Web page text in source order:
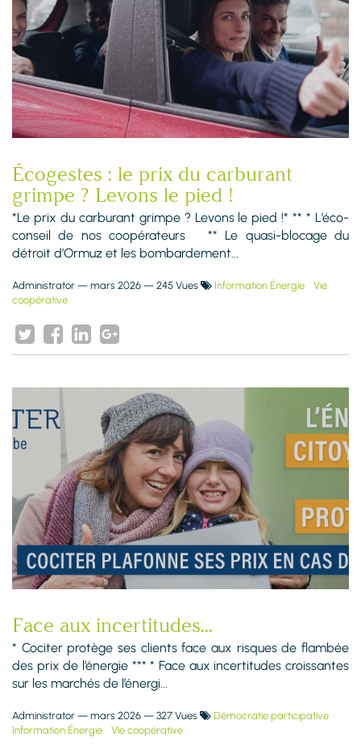
Écogestes : le prix du carburant
grimpe ? Levons le pied !
*Le prix du carburant grimpe ? Levons le pied !* ** * L’éco-
conseil de nos coopérateurs ** Le quasi-blocage du
détroit d’Ormuz et les bombardement...
Administrator — mars 2026 — 245 Vues Information Énergie
Vie
coopérative
Face aux incertitudes...
* Cociter protège ses clients face aux risques de flambée
des prix de l’énergie *** * Face aux incertitudes croissantes
sur les marchés de l’énergi...
Administrator — mars 2026 — 327 Vues
Démocratie participative
Information Énergie
Vie coopérative